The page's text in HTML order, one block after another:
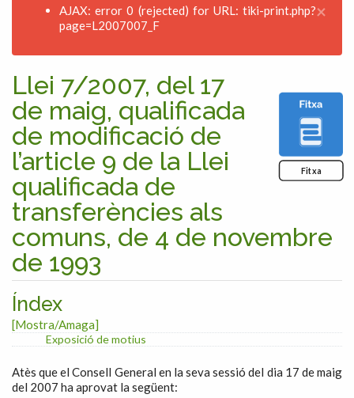
×
AJAX: error 0 (rejected) for URL: tiki-print.php?
page=L2007007_F
Fitxa
Llei 7/2007, del 17
de maig, qualificada
de modificació de
l’article 9 de la Llei
qualificada de
transferències als
comuns, de 4 de novembre
de 1993
Índex
[Mostra/Amaga]
Exposició de motius
Atès que el Consell General en la seva sessió del dia 17 de maig
del 2007 ha aprovat la següent: